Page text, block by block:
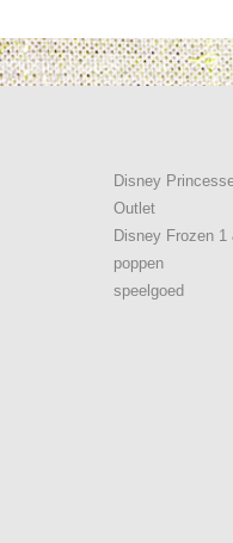
Disney
Outlet
Disney Frozen 1
poppen
speelgoed